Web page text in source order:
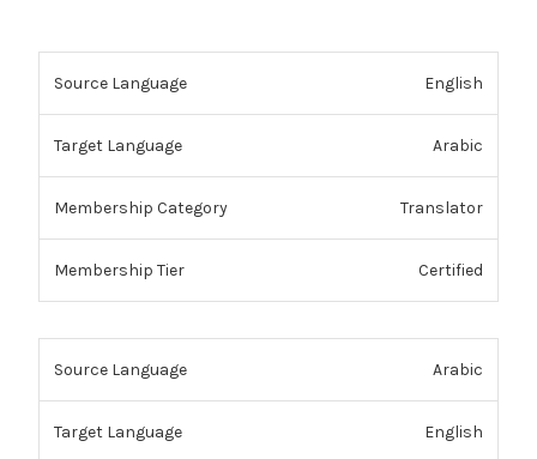
English
Arabic
Translator
Certified
Arabic
English